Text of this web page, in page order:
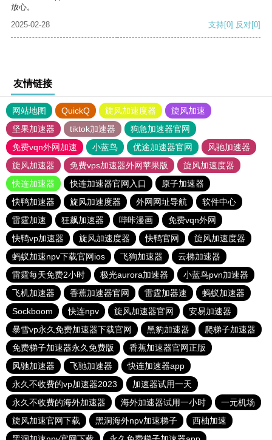
放心。
2025-02-28
支持[0] 反对[0]
友情链接
网站地图 QuickQ 旋风加速度器
旋风加速
坚果加速器
tiktok加速器
狗急加速器官网
免费vqn外网加速
小蓝鸟 优途加速器官网
风驰加速器
旋风加速器
免费vps加速器外网苹果版
旋风加速度器
快连加速器
快连加速器官网入口
原子加速器
快鸭加速器
旋风加速度器 外网网址导航
软件中心
雷霆加速
狂飙加速器 哔咔漫画
免费vqn外网
快鸭vp加速器
旋风加速度器 快鸭官网
旋风加速度器
蚂蚁加速npv下载官网ios
飞狗加速器
云梯加速器
雷霆每天免费2小时
极光aurora加速器
小蓝鸟pvn加速器
飞机加速器
香蕉加速器官网 雷霆加器速
蚂蚁加速器
Sockboom
快连npv 旋风加速器官网
安易加速器
暴雪vp永久免费加速器下载官网
黑豹加速器
爬梯子加速器
免费梯子加速器永久免费版
香蕉加速器官网正版
风驰加速器
飞驰加速器
快连加速器app
永久不收费的vp加速器2023
加速器试用一天
永久不收费的海外加速器
海外加速器试用一小时
一元机场
旋风加速官网下载
黑洞海外npv加速梯子
西柚加速